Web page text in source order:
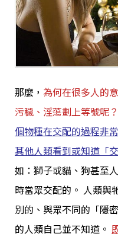
那麼， 為何在很多人的
污穢、淫蕩劃上等號呢
個物種在交配的過程非
其他人類看到或知道「
如：獅子或貓、狗甚至
時當眾交配的。 人類與
別的、與眾不同的「隱
的人類自己並不知道。